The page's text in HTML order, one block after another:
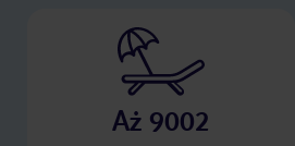
Aż 9002